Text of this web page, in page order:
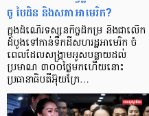
ចូ បៃដិន និងសភាអាមេរិក?
ក្នុងដំណើរទស្សនកិច្ចដ៏កម្រ និងជាលើក
ដំបូងទៅកាន់ទឹកដីសហរដ្ឋអាមេរិក ចំ
ពេលដែលសង្គ្រាមអូសបន្លាយដល់
ប្រមាណ ៣០០ថ្ងៃមកហើយនោះ
ប្រធានាធិបតីអ៊ុយក្រែ…